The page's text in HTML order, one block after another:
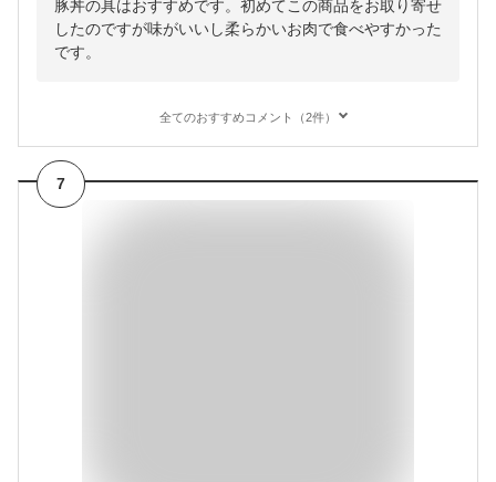
豚丼の具はおすすめです。初めてこの商品をお取り寄せ
したのですが味がいいし柔らかいお肉で食べやすかった
です。
全てのおすすめコメント（2件）
7